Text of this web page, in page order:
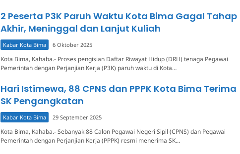
2 Peserta P3K Paruh Waktu Kota Bima Gagal Tahap
Akhir, Meninggal dan Lanjut Kuliah
Kabar Kota Bima 6 Oktober 2025
Kota Bima, Kahaba.- Proses pengisian Daftar Riwayat Hidup (DRH) tenaga Pegawai
Pemerintah dengan Perjanjian Kerja (P3K) paruh waktu di Kota…
Hari Istimewa, 88 CPNS dan PPPK Kota Bima Terima
SK Pengangkatan
Kabar Kota Bima 29 September 2025
Kota Bima, Kahaba.- Sebanyak 88 Calon Pegawai Negeri Sipil (CPNS) dan Pegawai
Pemerintah dengan Perjanjian Kerja (PPPK) resmi menerima SK…